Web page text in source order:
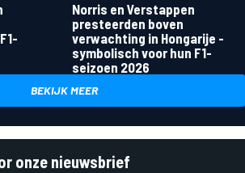
Norris en Verstappen
presteerden boven
verwachting in Hongarije -
symbolisch voor hun F1-
seizoen 2026
BEKIJK MEER
onze nieuwsbrief